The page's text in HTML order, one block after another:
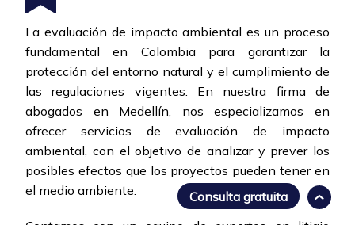
La evaluación de impacto ambiental es un proceso
fundamental en Colombia para garantizar la
protección del entorno natural y el cumplimiento de
las regulaciones vigentes. En nuestra firma de
abogados en Medellín, nos especializamos en
ofrecer servicios de evaluación de impacto
ambiental, con el objetivo de analizar y prever los
posibles efectos que los proyectos pueden tener en
el medio ambiente.
Consulta gratuita